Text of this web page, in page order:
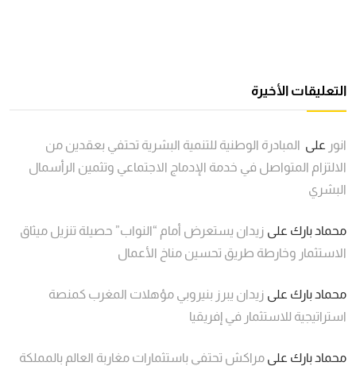
التعليقات الأخيرة
انور على المبادرة الوطنية للتنمية البشرية تحتفي بعقدين من
الالتزام المتواصل في خدمة الإدماج الاجتماعي وتثمين الرأسمال
البشري
محماد بارك على زيدان يستعرض أمام “النواب” حصيلة تنزيل ميثاق
الاستثمار وخارطة طريق تحسين مناخ الأعمال
محماد بارك على زيدان يبرز بنيروبي مؤهلات المغرب كمنصة
استراتيجية للاستثمار في إفريقيا
محماد بارك على مراكش تحتفي باستثمارات مغاربة العالم بالمملكة